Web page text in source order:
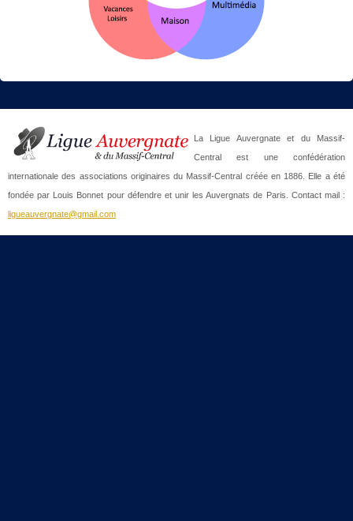
La Ligue Auvergnate et du Massif-
Central est une confédération
internationale des associations originaires du Massif-Central créée en 1886. Elle a été
fondée par Louis Bonnet pour défendre et unir les Auvergnats de Paris. Contact mail :
ligueauvergnate@gmail.com